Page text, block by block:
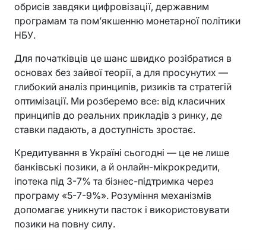
обрисів завдяки цифровізації, державним
програмам та пом’якшенню монетарної політики
НБУ.
Для початківців це шанс швидко розібратися в
основах без зайвої теорії, а для просунутих —
глибокий аналіз принципів, ризиків та стратегій
оптимізації. Ми розберемо все: від класичних
принципів до реальних прикладів з ринку, де
ставки падають, а доступність зростає.
Кредитування в Україні сьогодні — це не лише
банківські позики, а й онлайн-мікрокредити,
іпотека під 3-7% та бізнес-підтримка через
програму «5-7-9%». Розуміння механізмів
допомагає уникнути пасток і використовувати
позики на повну силу.